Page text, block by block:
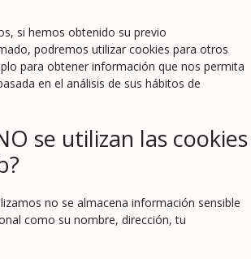
si hemos obtenido su previo
podremos utilizar cookies para otros
para obtener información que nos permita
en el análisis de sus hábitos de
se utilizan las cookies
no se almacena información sensible
como su nombre, dirección, tu